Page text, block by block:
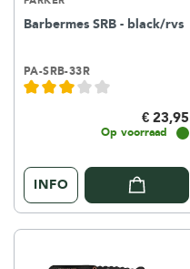
Barbermes SRB - black/rvs
PA-SRB-33R
€ 23,95
Op voorraad
INFO